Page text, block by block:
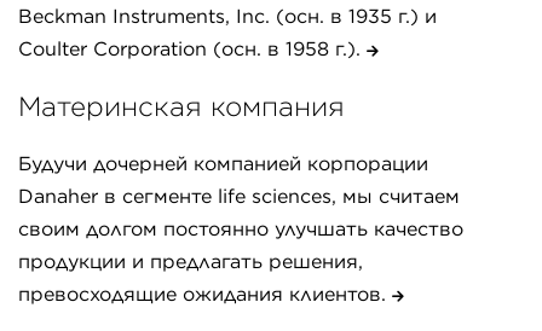
Beckman Instruments, Inc. (осн. в 1935 г.) и
Coulter Corporation (осн. в 1958 г.).
Материнская компания
Будучи дочерней компанией корпорации
Danaher в сегменте life sciences, мы считаем
своим долгом постоянно улучшать качество
продукции и предлагать решения,
превосходящие ожидания клиентов.